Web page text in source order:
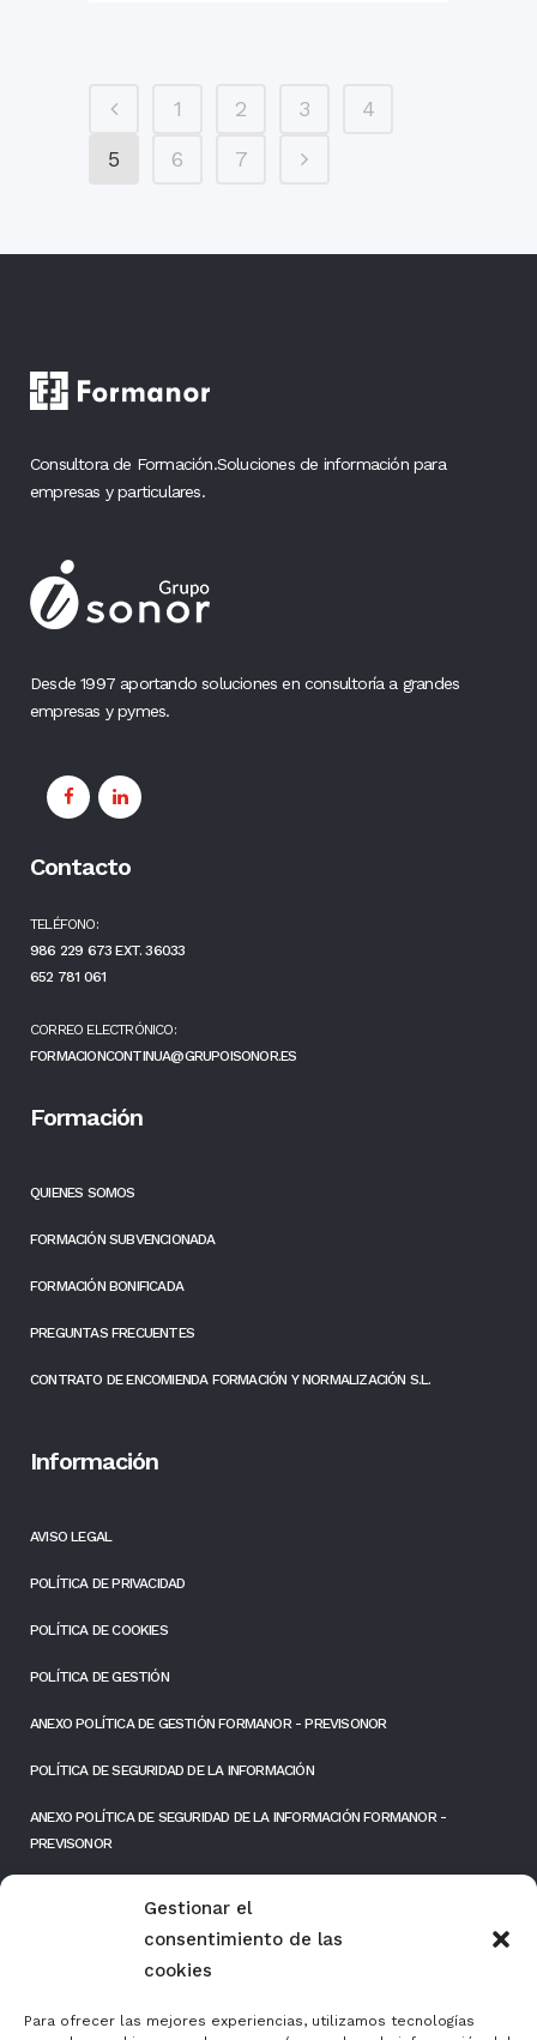
Gestionar el
consentimiento de las
cookies
Para ofrecer las mejores experiencias, utilizamos tecnologías
1 2 3
4
5
6 7
Consultora de Formación.Soluciones de información para
empresas y particulares.
Desde 1997 aportando soluciones en consultoría a grandes
empresas y pymes.
Contacto
TELÉFONO:
986 229 673 EXT. 36033
652 781 061
CORREO ELECTRÓNICO:
FORMACIONCONTINUA@GRUPOISONOR.ES
Formación
QUIENES SOMOS
FORMACIÓN SUBVENCIONADA
FORMACIÓN BONIFICADA
PREGUNTAS FRECUENTES
CONTRATO DE ENCOMIENDA FORMACIÓN Y NORMALIZACIÓN S.L.
Información
AVISO LEGAL
POLÍTICA DE PRIVACIDAD
POLÍTICA DE COOKIES
POLÍTICA DE GESTIÓN
ANEXO POLÍTICA DE GESTIÓN FORMANOR - PREVISONOR
POLÍTICA DE SEGURIDAD DE LA INFORMACIÓN
ANEXO POLÍTICA DE SEGURIDAD DE LA INFORMACIÓN FORMANOR -
PREVISONOR
FONDOS PÚBLICOS